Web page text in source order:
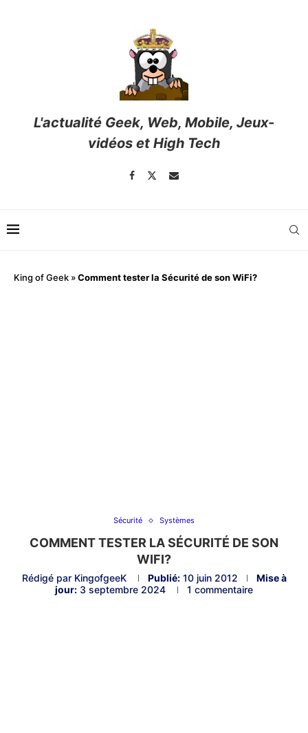
L'actualité Geek, Web, Mobile, Jeux-
vidéos et High Tech
King of Geek »Comment tester la Sécurité de son WiFi?
Sécurité Systèmes
COMMENT TESTER LA SÉCURITÉ DE SON
WIFI?
Rédigé par KingofgeeK Publié: 10 juin 2012
Mise à
jour: 3 septembre 2024 1 commentaire